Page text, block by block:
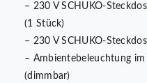
– 230 V SCHUKO-
(1 Stück)
– 230 V SCHUKO-
– Ambientebeleuchtung
(dimmbar)